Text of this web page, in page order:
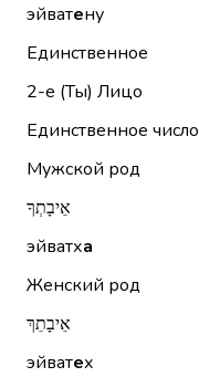
эйватену
Единственное
2-е (Ты) Лицо
Единственное число
Мужской род
אֵיבָתְךָ
эйватха
Женский род
אֵיבָתֵךְ
эйватех